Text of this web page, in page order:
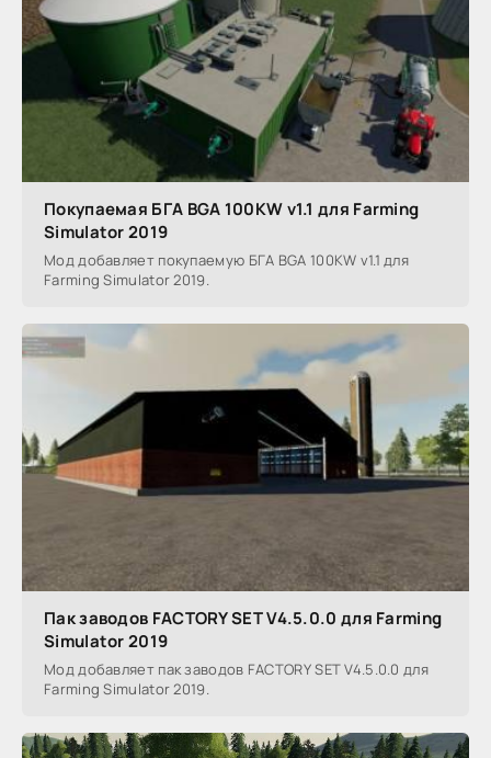
Покупаемая БГА BGA 100KW v1.1 для Farming
Simulator 2019
Мод добавляет покупаемую БГА BGA 100KW v1.1 для
Farming Simulator 2019.
Пак заводов FACTORY SET V4.5.0.0 для Farming
Simulator 2019
Мод добавляет пак заводов FACTORY SET V4.5.0.0 для
Farming Simulator 2019.